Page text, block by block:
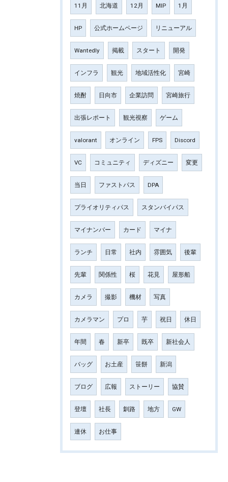
11月 北海道 12月 MIP 1月
HP 公式ホームページ リニューアル
Wantedly 掲載 スタート 開発
インフラ 観光 地域活性化 宮崎
焼酎 日向市 企業訪問 宮崎旅行
出張レポート 観光視察 ゲーム
valorant オンライン FPS Discord
VC コミュニティ ディズニー 変更
当日 ファストパス DPA
プライオリティパス スタンバイパス
マイナンバー カード マイナ
ランチ 日常 社内 雰囲気 後輩
先輩 関係性 桜 花見 屋形船
カメラ 撮影 機材 写真
カメラマン プロ 芋 祝日 休日
年間 春 新卒 既卒 新社会人
バッグ お土産 笹餅 新潟
ブログ 広報 ストーリー 協賛
登壇 社長 釧路 地方 GW
連休 お仕事